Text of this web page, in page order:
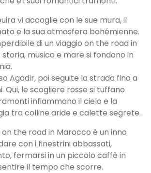
vi accoglie con le sue mura, il
e la sua atmosfera bohémienne.
di un viaggio on the road in
musica e mare si fondono in
Agadir, poi seguite la strada fino a
Qui, le scogliere rosse si tuffano
infiammano il cielo e la
tra colline aride e calette segrete.
the road in Marocco è un inno
con i finestrini abbassati,
fermarsi in un piccolo caffè in
il tempo che scorre.